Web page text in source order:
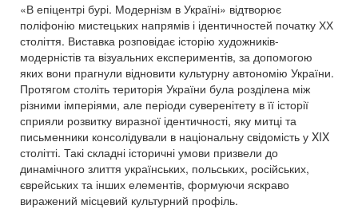
«В епіцентрі бурі. Модернізм в Україні» відтворює
поліфонію мистецьких напрямів і ідентичностей початку ХХ
століття. Виставка розповідає історію художників-
модерністів та візуальних експериментів, за допомогою
яких вони прагнули відновити культурну автономію України.
Протягом століть територія України була розділена між
різними імперіями, але періоди суверенітету в її історії
сприяли розвитку виразної ідентичності, яку митці та
письменники консолідували в національну свідомість у XIX
столітті. Такі складні історичні умови призвели до
динамічного злиття українських, польських, російських,
єврейських та інших елементів, формуючи яскраво
виражений місцевий культурний профіль.